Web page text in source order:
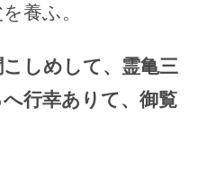
養ふ。
しめして、霊亀三
行幸ありて、御覧